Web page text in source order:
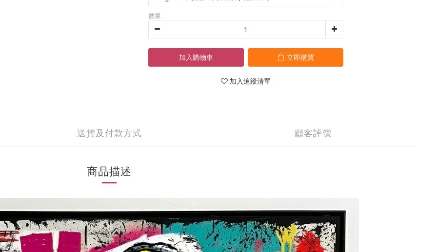
數量
加入購物車 立即購買
加入追蹤清單
送貨及付款方式 顧客評價
商品描述